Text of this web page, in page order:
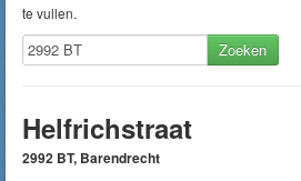
te vullen.
Zoeken
Helfrichstraat
2992 BT, Barendrecht